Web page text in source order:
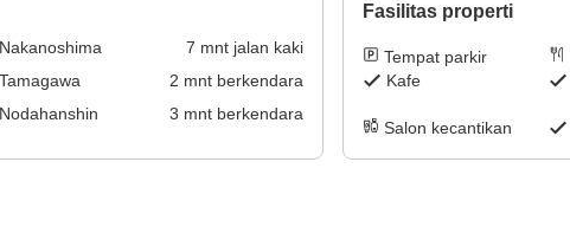
7 mnt jalan kaki
2 mnt berkendara
3 mnt berkendara
Fasilitas properti
Tempat parkir
Kafe
Salon kecantikan